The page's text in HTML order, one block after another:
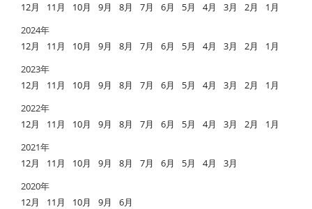
12月
11月 10月 9月 8月 7月 6月 5月 4月 3月 2月
1月
2024年
12月
11月 10月 9月 8月 7月 6月 5月 4月 3月 2月
1月
2023年
12月
11月 10月 9月 8月 7月 6月 5月 4月 3月 2月
1月
2022年
12月
11月 10月 9月 8月 7月 6月 5月 4月 3月 2月
1月
2021年
12月
11月 10月 9月 8月 7月 6月 5月 4月
3月
2020年
12月
11月 10月 9月 6月